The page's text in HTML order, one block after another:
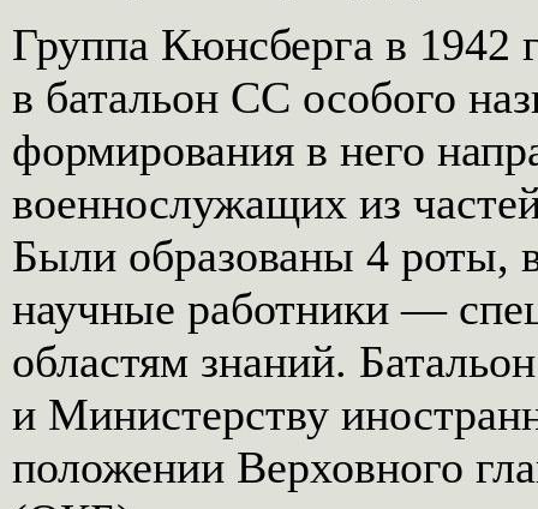
Группа Кюнсберга в 1942
в батальон СС особого
формирования в него
военнослужащих из
Были образованы 4 роты,
научные работники —
областям знаний.
и Министерству
положении Верховного